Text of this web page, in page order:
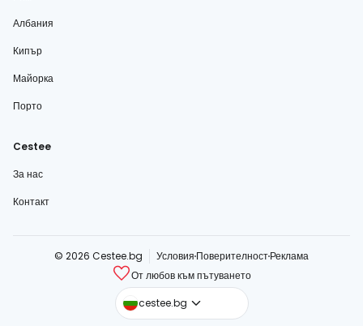
Албания
Кипър
Майорка
Порто
Cestee
За нас
Контакт
© 2026 Cestee.bg Условия ПоверителностРеклама
От любов към пътуването
cestee.bg
cestee.com
cestee.sk